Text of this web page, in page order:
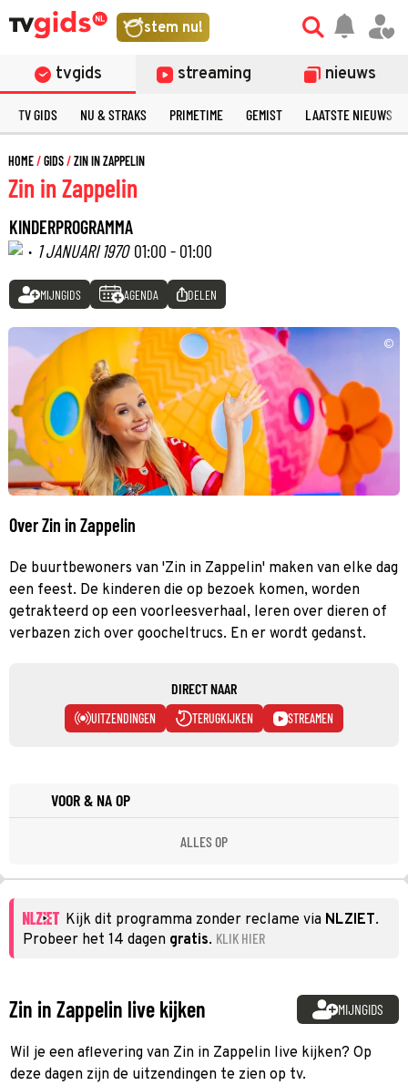
stem nu!
tvgids streaming nieuws
TV GIDS NU & STRAKS PRIMETIME GEMIST LAATSTE NIEUWS
HOME GIDS ZIN IN ZAPPELIN
Zin in Zappelin
KINDERPROGRAMMA
· 1 JANUARI 1970 01:00 - 01:00
MIJNGIDS AGENDA DELEN
©
Over Zin in Zappelin
De buurtbewoners van 'Zin in Zappelin' maken van elke dag
een feest. De kinderen die op bezoek komen, worden
getrakteerd op een voorleesverhaal, leren over dieren of
verbazen zich over goocheltrucs. En er wordt gedanst.
DIRECT NAAR
UITZENDINGEN TERUGKIJKEN STREAMEN
VOOR & NA OP
ALLES OP
Kijk dit programma zonder reclame via NLZIET.
Probeer het 14 dagen gratis. KLIK HIER
Zin in Zappelin live kijken MIJNGIDS
Wil je een aflevering van Zin in Zappelin live kijken? Op
deze dagen zijn de uitzendingen te zien op tv.